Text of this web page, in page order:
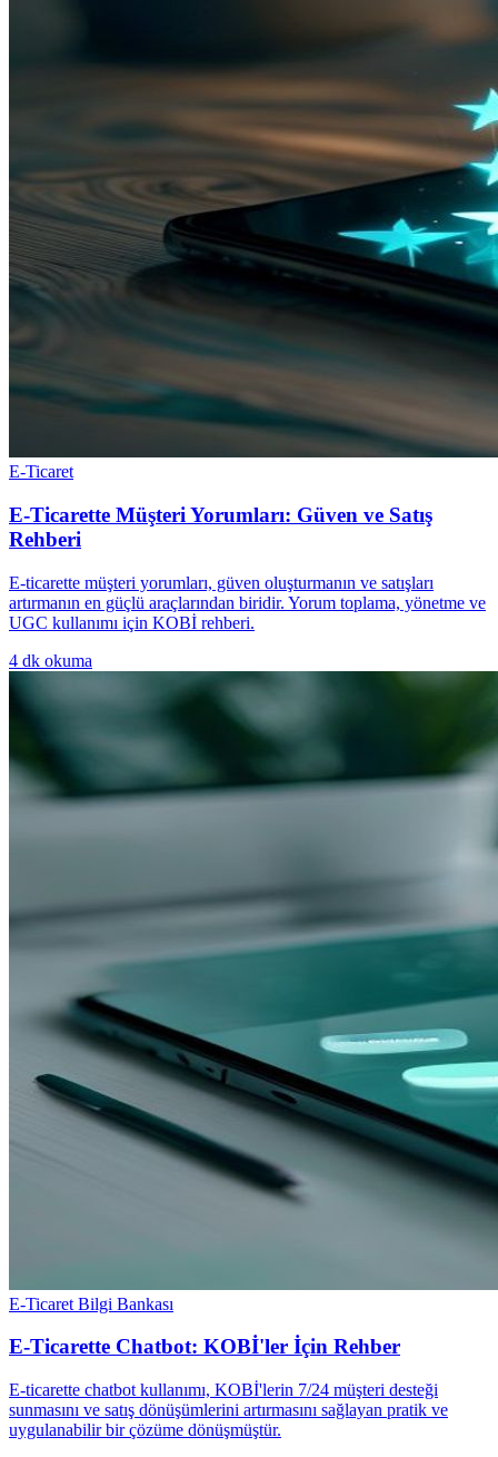
E-Ticaret
E-Ticarette Müşteri Yorumları: Güven ve Satış
Rehberi
E-ticarette müşteri yorumları, güven oluşturmanın ve satışları
artırmanın en güçlü araçlarından biridir. Yorum toplama, yönetme ve
UGC kullanımı için KOBİ rehberi.
4 dk okuma
E-Ticaret Bilgi Bankası
E-Ticarette Chatbot: KOBİ'ler İçin Rehber
E-ticarette chatbot kullanımı, KOBİ'lerin 7/24 müşteri desteği
sunmasını ve satış dönüşümlerini artırmasını sağlayan pratik ve
uygulanabilir bir çözüme dönüşmüştür.